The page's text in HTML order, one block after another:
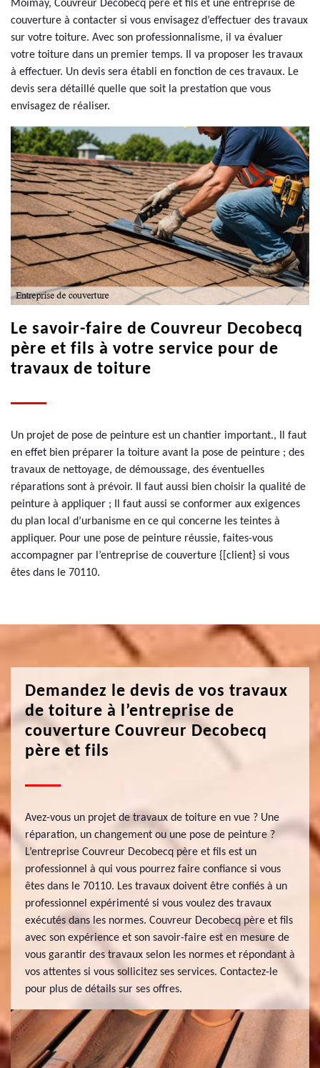
Moimay, Couvreur Decobecq père et fils et une entreprise de
couverture à contacter si vous envisagez d’effectuer des travaux
sur votre toiture. Avec son professionnalisme, il va évaluer
votre toiture dans un premier temps. Il va proposer les travaux
à effectuer. Un devis sera établi en fonction de ces travaux. Le
devis sera détaillé quelle que soit la prestation que vous
envisagez de réaliser.
Le savoir-faire de Couvreur Decobecq
père et fils à votre service pour de
travaux de toiture
Un projet de pose de peinture est un chantier important., Il faut
en effet bien préparer la toiture avant la pose de peinture ; des
travaux de nettoyage, de démoussage, des éventuelles
réparations sont à prévoir. Il faut aussi bien choisir la qualité de
peinture à appliquer ; Il faut aussi se conformer aux exigences
du plan local d’urbanisme en ce qui concerne les teintes à
appliquer. Pour une pose de peinture réussie, faites-vous
accompagner par l’entreprise de couverture {[client} si vous
êtes dans le 70110.
Demandez le devis de vos travaux
de toiture à l’entreprise de
couverture Couvreur Decobecq
père et fils
Avez-vous un projet de travaux de toiture en vue ? Une
réparation, un changement ou une pose de peinture ?
L’entreprise Couvreur Decobecq père et fils est un
professionnel à qui vous pourrez faire confiance si vous
êtes dans le 70110. Les travaux doivent être confiés à un
professionnel expérimenté si vous voulez des travaux
exécutés dans les normes. Couvreur Decobecq père et fils
avec son expérience et son savoir-faire est en mesure de
vous garantir des travaux selon les normes et répondant à
vos attentes si vous sollicitez ses services. Contactez-le
pour plus de détails sur ses offres.